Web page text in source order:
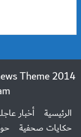
Theme
الرئيسية أخبار
حكايات صحفية